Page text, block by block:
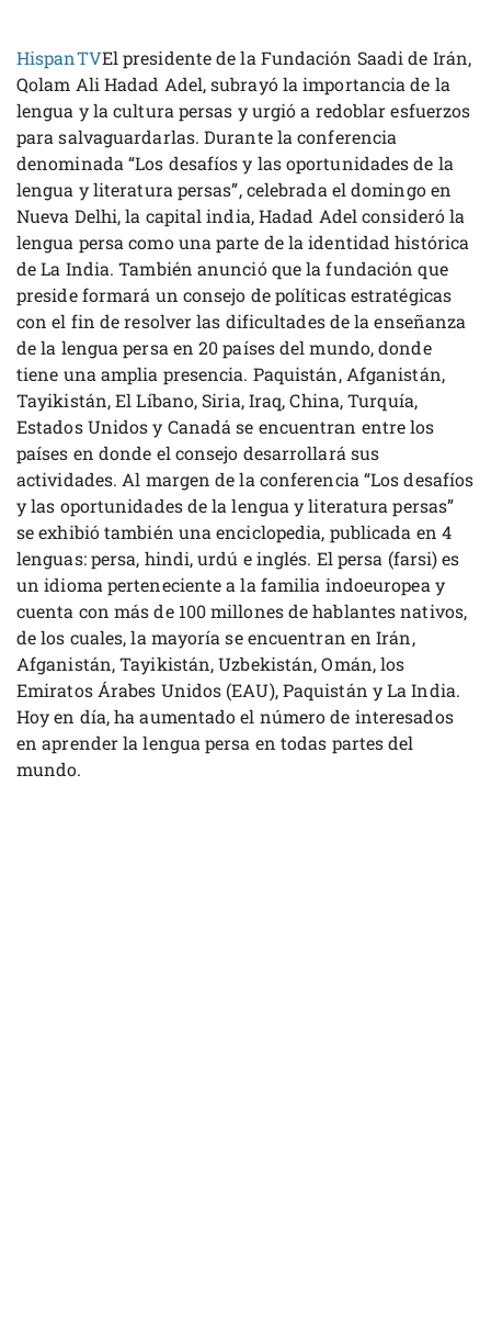
HispanTVEl presidente de la Fundación Saadi de Irán,
Qolam Ali Hadad Adel, subrayó la importancia de la
lengua y la cultura persas y urgió a redoblar esfuerzos
para salvaguardarlas. Durante la conferencia
denominada “Los desafíos y las oportunidades de la
lengua y literatura persas”, celebrada el domingo en
Nueva Delhi, la capital india, Hadad Adel consideró la
lengua persa como una parte de la identidad histórica
de La India. También anunció que la fundación que
preside formará un consejo de políticas estratégicas
con el fin de resolver las dificultades de la enseñanza
de la lengua persa en 20 países del mundo, donde
tiene una amplia presencia. Paquistán, Afganistán,
Tayikistán, El Líbano, Siria, Iraq, China, Turquía,
Estados Unidos y Canadá se encuentran entre los
países en donde el consejo desarrollará sus
actividades. Al margen de la conferencia “Los desafíos
y las oportunidades de la lengua y literatura persas”
se exhibió también una enciclopedia, publicada en 4
lenguas: persa, hindi, urdú e inglés. El persa (farsi) es
un idioma perteneciente a la familia indoeuropea y
cuenta con más de 100 millones de hablantes nativos,
de los cuales, la mayoría se encuentran en Irán,
Afganistán, Tayikistán, Uzbekistán, Omán, los
Emiratos Árabes Unidos (EAU), Paquistán y La India.
Hoy en día, ha aumentado el número de interesados
en aprender la lengua persa en todas partes del
mundo.